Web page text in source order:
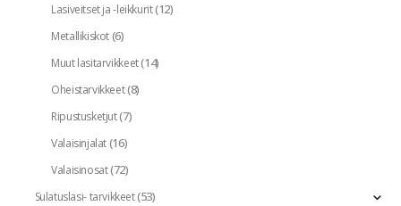
Lasiveitset ja -leikkurit(12)
Metallikiskot(6)
Muut lasitarvikkeet(14)
Oheistarvikkeet(8)
Ripustusketjut(7)
Valaisinjalat(16)
Valaisinosat(72)
Sulatuslasi- tarvikkeet(53)